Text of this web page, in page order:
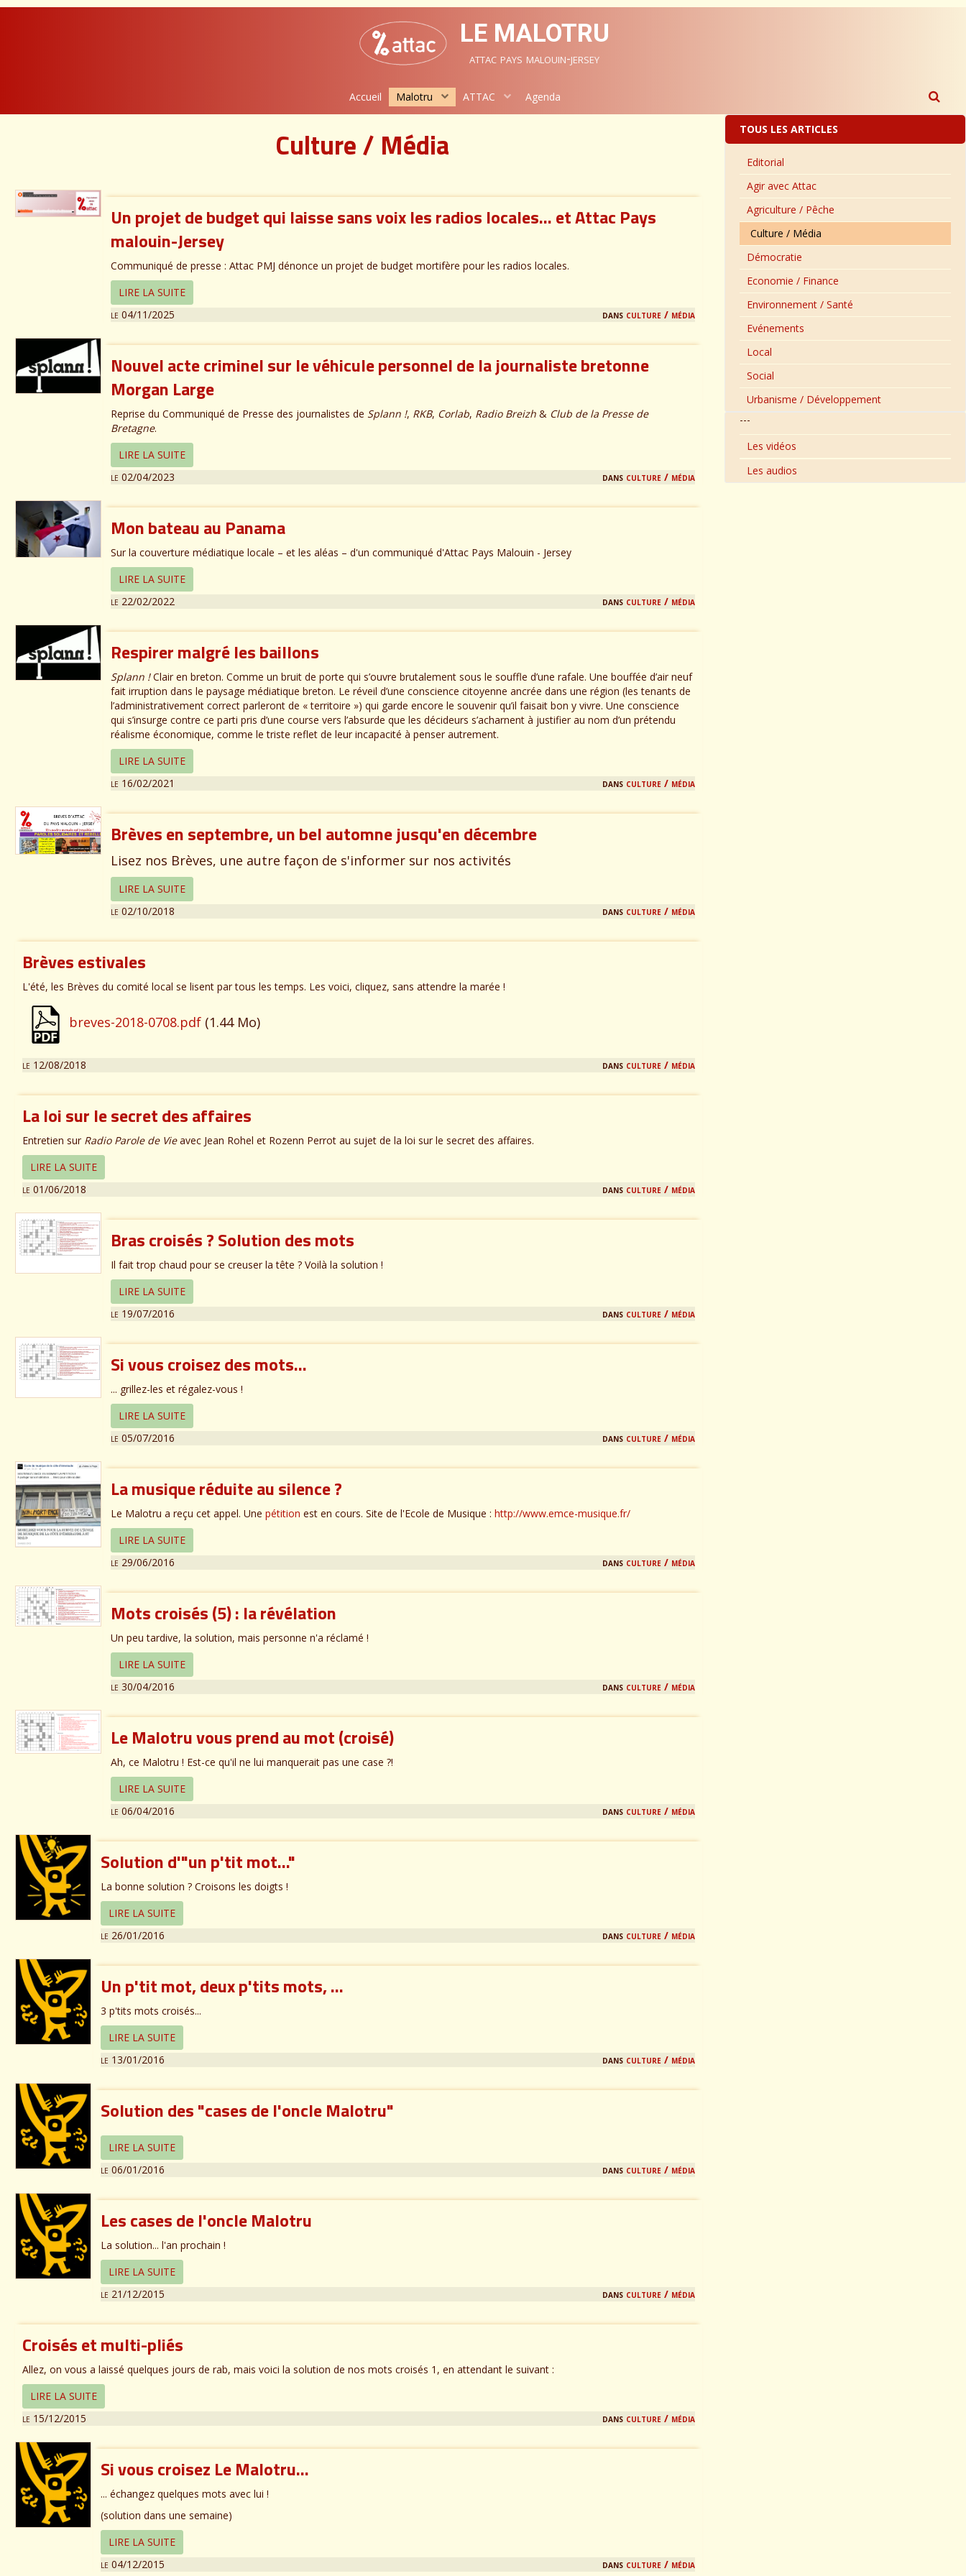
LE MALOTRU
attac pays malouin-jersey
Accueil Malotru ATTAC Agenda
Culture / Média
Un projet de budget qui laisse sans voix les radios locales… et Attac Pays
malouin-Jersey
le 04/11/2025 dans culture / média
Communiqué de presse : Attac PMJ dénonce un projet de budget mortifère pour les radios locales.
LIRE LA SUITE
Nouvel acte criminel sur le véhicule personnel de la journaliste bretonne
Morgan Large
le 02/04/2023 dans culture / média
Reprise du Communiqué de Presse des journalistes de Splann !, RKB, Corlab, Radio Breizh & Club de la Presse de
Bretagne.
LIRE LA SUITE
Mon bateau au Panama
le 22/02/2022 dans culture / média
Sur la couverture médiatique locale – et les aléas – d'un communiqué d'Attac Pays Malouin - Jersey
LIRE LA SUITE
Respirer malgré les baillons
le 16/02/2021 dans culture / média
Splann !Clair en breton. Comme un bruit de porte qui s’ouvre brutalement sous le souffle d’une rafale. Une bouffée d’air neuf
fait irruption dans le paysage médiatique breton. Le réveil d’une conscience citoyenne ancrée dans une région (les tenants de
l’administrativement correct parleront de « territoire ») qui garde encore le souvenir qu’il faisait bon y vivre. Une conscience
qui s’insurge contre ce parti pris d’une course vers l’absurde que les décideurs s’acharnent à justifier au nom d’un prétendu
réalisme économique, comme le triste reflet de leur incapacité à penser autrement.
LIRE LA SUITE
Brèves en septembre, un bel automne jusqu'en décembre
le 02/10/2018 dans culture / média
Lisez nos Brèves, une autre façon de s'informer sur nos activités
LIRE LA SUITE
Brèves estivales
le 12/08/2018 dans culture / média
L'été, les Brèves du comité local se lisent par tous les temps. Les voici, cliquez, sans attendre la marée !
breves-2018-0708.pdf (1.44 Mo)
La loi sur le secret des affaires
le 01/06/2018 dans culture / média
Entretien sur Radio Parole de Vieavec Jean Rohel et Rozenn Perrot au sujet de la loi sur le secret des affaires.
LIRE LA SUITE
Bras croisés ? Solution des mots
le 19/07/2016 dans culture / média
Il fait trop chaud pour se creuser la tête ? Voilà la solution !
LIRE LA SUITE
Si vous croisez des mots...
le 05/07/2016 dans culture / média
... grillez-les et régalez-vous !
LIRE LA SUITE
La musique réduite au silence ?
le 29/06/2016 dans culture / média
Le Malotru a reçu cet appel. Une pétition est en cours. Site de l'Ecole de Musique : http://www.emce-musique.fr/
LIRE LA SUITE
Mots croisés (5) : la révélation
le 30/04/2016 dans culture / média
Un peu tardive, la solution, mais personne n'a réclamé !
LIRE LA SUITE
Le Malotru vous prend au mot (croisé)
le 06/04/2016 dans culture / média
Ah, ce Malotru ! Est-ce qu'il ne lui manquerait pas une case ?!
LIRE LA SUITE
Solution d'"un p'tit mot..."
le 26/01/2016 dans culture / média
La bonne solution ? Croisons les doigts !
LIRE LA SUITE
Un p'tit mot, deux p'tits mots, ...
le 13/01/2016 dans culture / média
3 p'tits mots croisés...
LIRE LA SUITE
Solution des "cases de l'oncle Malotru"
le 06/01/2016 dans culture / média
LIRE LA SUITE
Les cases de l'oncle Malotru
le 21/12/2015 dans culture / média
La solution... l'an prochain !
LIRE LA SUITE
Croisés et multi-pliés
le 15/12/2015 dans culture / média
Allez, on vous a laissé quelques jours de rab, mais voici la solution de nos mots croisés 1, en attendant le suivant :
LIRE LA SUITE
Si vous croisez Le Malotru...
le 04/12/2015 dans culture / média
... échangez quelques mots avec lui !
(solution dans une semaine)
LIRE LA SUITE
TOUS LES ARTICLES
Editorial
Agir avec Attac
Agriculture / Pêche
Culture / Média
Démocratie
Economie / Finance
Environnement / Santé
Evénements
Local
Social
Urbanisme / Développement
---
Les vidéos
Les audios